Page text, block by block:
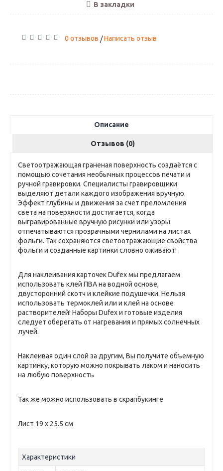
В закладки
0 отзывов /Написать отзыв
Описание
Отзывов (0)
Светоотражающая граненая поверхность создаётся с
помощью сочетания необычных процессов печати и
ручной гравировки. Специалисты гравировщики
выделяют детали каждого изображения вручную.
Эффект глубины и движения за счет преломления
света на поверхности достигается, когда
выгравированные вручную рисунки или узоры
отпечатываются прозрачными чернилами на листах
фольги. Так сохраняются светоотражающие свойства
фольги и созданные картинки словно оживают!
Для наклеивания карточек Dufex мы предлагаем
использовать клей ПВА на водной основе,
двусторонний скотч и клейкие подушечки. Нельзя
использовать термоклей или и клей на основе
растворителей! Наборы Dufex и готовые изделия
следует оберегать от нагревания и прямых солнечных
лучей.
Наклеивая один слой за другим, Вы получите объемную
картинку, которую можно покрывать лаком и наносить
на любую поверхность
Так же можно использовать в скрапбукинге
Лист 19 х 25.5 см
Характеристики